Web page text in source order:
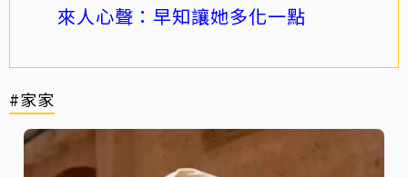
來人心聲：早知讓她多化一點
#家家